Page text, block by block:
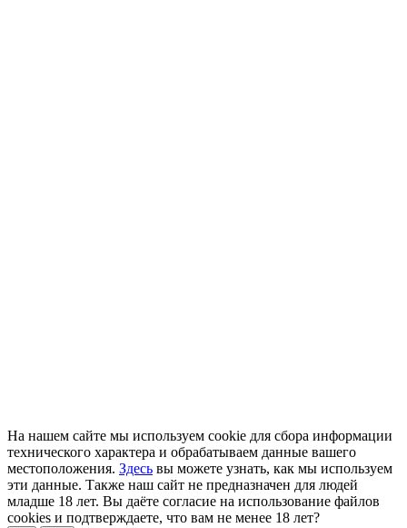
На нашем сайте мы используем cookie для сбора информации
технического характера и обрабатываем данные вашего
местоположения. Здесь вы можете узнать, как мы используем
эти данные. Также наш сайт не предназначен для людей
младше 18 лет. Вы даёте согласие на использование файлов
cookies и подтверждаете, что вам не менее 18 лет?